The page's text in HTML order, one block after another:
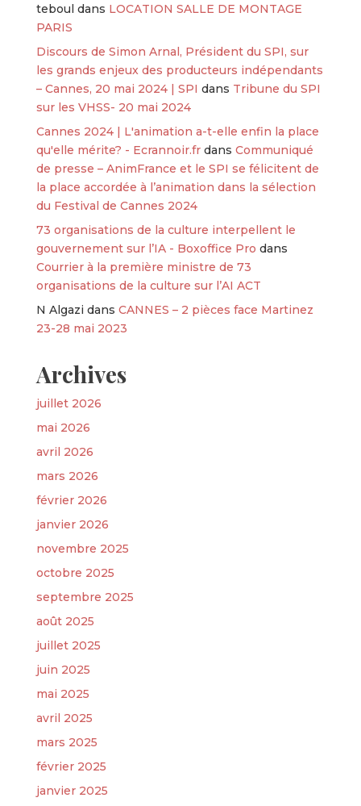
teboul dans LOCATION SALLE DE MONTAGE
PARIS
Discours de Simon Arnal, Président du SPI, sur
les grands enjeux des producteurs indépendants
– Cannes, 20 mai 2024 | SPI dans Tribune du SPI
sur les VHSS- 20 mai 2024
Cannes 2024 | L'animation a-t-elle enfin la place
qu'elle mérite? - Ecrannoir.frdans Communiqué
de presse – AnimFrance et le SPI se félicitent de
la place accordée à l’animation dans la sélection
du Festival de Cannes 2024
73 organisations de la culture interpellent le
gouvernement sur l’IA - Boxoffice Pro dans
Courrier à la première ministre de 73
organisations de la culture sur l’AI ACT
N Algazi dans CANNES – 2 pièces face Martinez
23-28 mai 2023
Archives
juillet 2026
mai 2026
avril 2026
mars 2026
février 2026
janvier 2026
novembre 2025
octobre 2025
septembre 2025
août 2025
juillet 2025
juin 2025
mai 2025
avril 2025
mars 2025
février 2025
janvier 2025